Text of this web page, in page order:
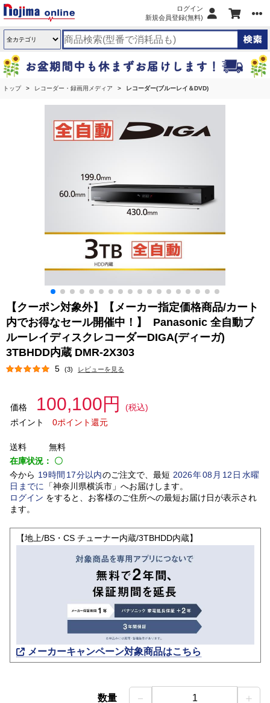
ログイン
新規会員登録(無料)
トップ レコーダー・録画用メディア レコーダー(ブルーレイ＆DVD)
【クーポン対象外】【メーカー指定価格商品/カート
内でお得なセール開催中！】 Panasonic 全自動ブ
ルーレイディスクレコーダーDIGA(ディーガ)
3TBHDD内蔵 DMR-2X303
5 (3) レビューを見る
価格 100,100円
(税込)
ポイント
0ポイント還元
送料
無料
在庫状況： 〇
今から 19時間 17分以内のご注文で、最短 2026年08 月 12 日水曜
日 までに 「神奈川県横浜市」 へお届けします。
ログイン をすると、お客様のご住所への最短お届け日が表示され
ます。
【地上/BS・CS チューナー内蔵/3TBHDD内蔵】
メーカーキャンペーン対象商品はこちら
数量 － 1 ＋